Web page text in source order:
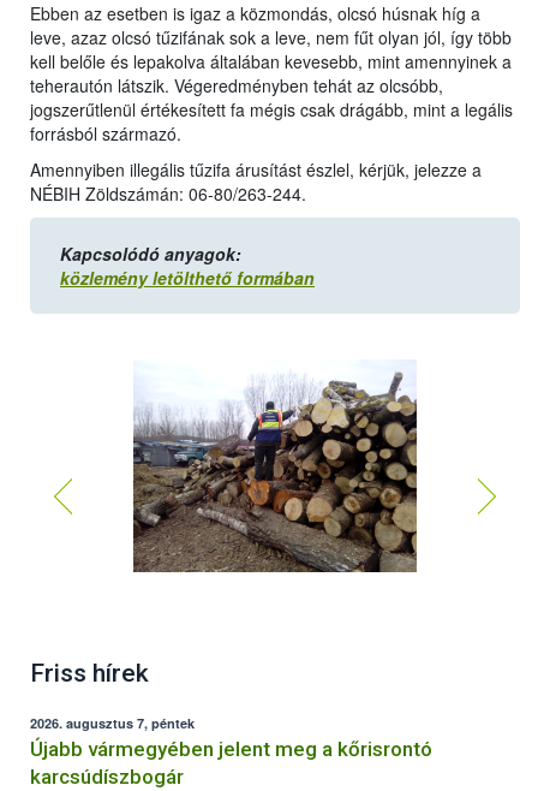
Ebben az esetben is igaz a közmondás, olcsó húsnak híg a
leve, azaz olcsó tűzifának sok a leve, nem fűt olyan jól, így több
kell belőle és lepakolva általában kevesebb, mint amennyinek a
teherautón látszik. Végeredményben tehát az olcsóbb,
jogszerűtlenül értékesített fa mégis csak drágább, mint a legális
forrásból származó.
Amennyiben illegális tűzifa árusítást észlel, kérjük, jelezze a
NÉBIH Zöldszámán: 06-80/263-244.
Kapcsolódó anyagok:
közlemény letölthető formában
Friss hírek
2026. augusztus 7, péntek
Újabb vármegyében jelent meg a kőrisrontó
karcsúdíszbogár